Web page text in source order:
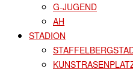
G-JUGEND
AH
STADION